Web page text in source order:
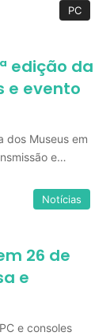
PC
edição da
e evento
dos Museus em
e…
Notícias
26 de
e
e consoles